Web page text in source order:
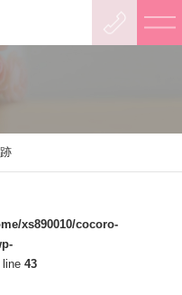
xs890010/cocoro-
line43